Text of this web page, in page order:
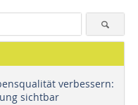
verbessern:
sichtbar